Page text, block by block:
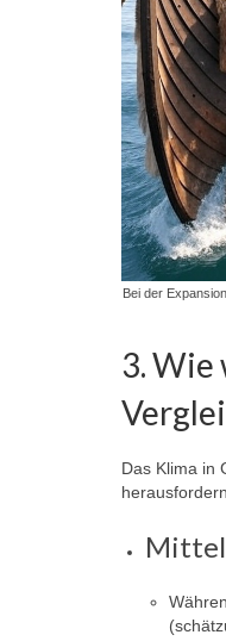
Bei der
3. Wie
Das Klima in